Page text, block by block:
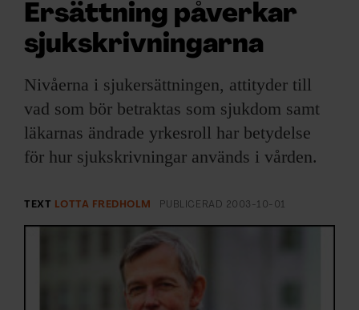
:
Logga in
NYHETSBREV
ÄMNEN
ARKIV & E-TIDNING
EVENEMANG & RESOR
Ersättning påverkar
sjukskrivningarna
Nivåerna i sjukersättningen, attityder till
vad som bör betraktas som sjukdom samt
läkarnas ändrade yrkesroll har betydelse
för hur sjukskrivningar används i vården.
TEXT LOTTA FREDHOLM PUBLICERAD 2003-10-01